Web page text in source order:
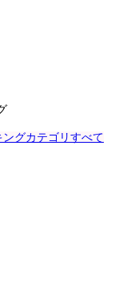
グカテゴリすべて